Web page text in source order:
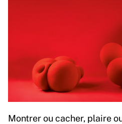
Montrer ou cacher, plaire